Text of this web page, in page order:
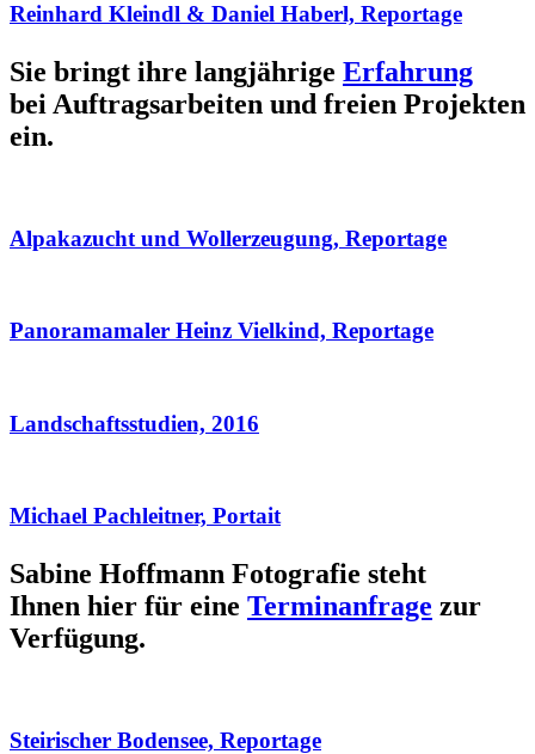
Reinhard Kleindl & Daniel Haberl, Reportage
Sie bringt ihre langjährige Erfahrung
bei Auftragsarbeiten und freien Projekten
ein.
Alpakazucht und Wollerzeugung, Reportage
Panoramamaler Heinz Vielkind, Reportage
Landschaftsstudien, 2016
Michael Pachleitner, Portait
Sabine Hoffmann Fotografie steht
Ihnen hier für eine Terminanfrage zur
Verfügung.
Steirischer Bodensee, Reportage